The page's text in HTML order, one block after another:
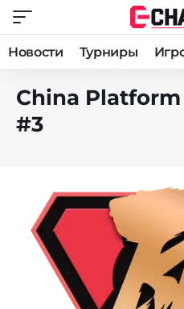
Новости Турниры
China
#3